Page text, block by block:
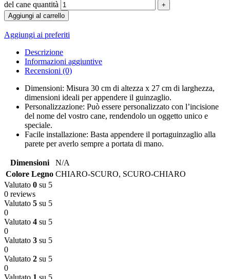
del cane quantità
Aggiungi al carrello
Aggiungi ai preferiti
Descrizione
Informazioni aggiuntive
Recensioni (0)
Dimensioni: Misura 30 cm di altezza x 27 cm di larghezza,
dimensioni ideali per appendere il guinzaglio.
Personalizzazione: Può essere personalizzato con l’incisione
del nome del vostro cane, rendendolo un oggetto unico e
speciale.
Facile installazione: Basta appendere il portaguinzaglio alla
parete per averlo sempre a portata di mano.
Dimensioni
N/A
Colore Legno CHIARO-SCURO, SCURO-CHIARO
Valutato 0 su 5
0 reviews
Valutato 5 su 5
0
Valutato 4 su 5
0
Valutato 3 su 5
0
Valutato 2 su 5
0
Valutato 1 su 5